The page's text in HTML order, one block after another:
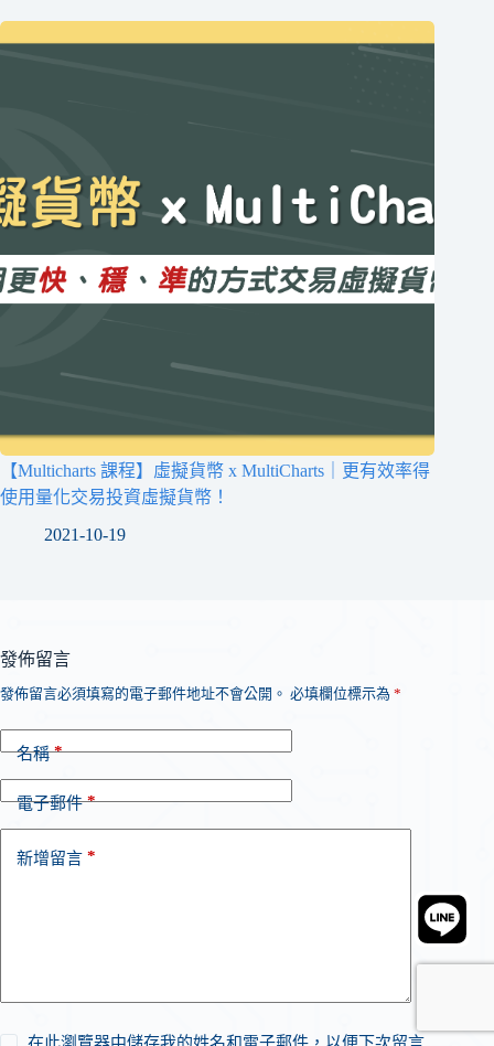
【Multicharts 課程】虛擬貨幣 x MultiCharts｜更有效率得
使用量化交易投資虛擬貨幣！
2021-10-19
發佈留言
發佈留言必須填寫的電子郵件地址不會公開。 必填欄位標示為 *
名稱*
電子郵件*
新增留言 *